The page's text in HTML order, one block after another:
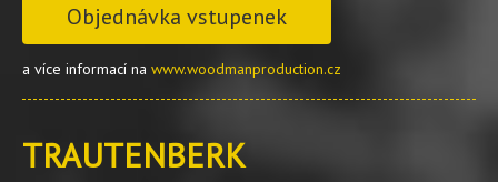
Objednávka vstupenek
a více informací na www.woodmanproduction.cz
TRAUTENBERK